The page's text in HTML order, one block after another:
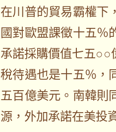
在川普的貿易霸權下
國對歐盟課徵十五％
承諾採購價值七五○○
稅待遇也是十五％，
五百億美元。南韓則
源，外加承諾在美投